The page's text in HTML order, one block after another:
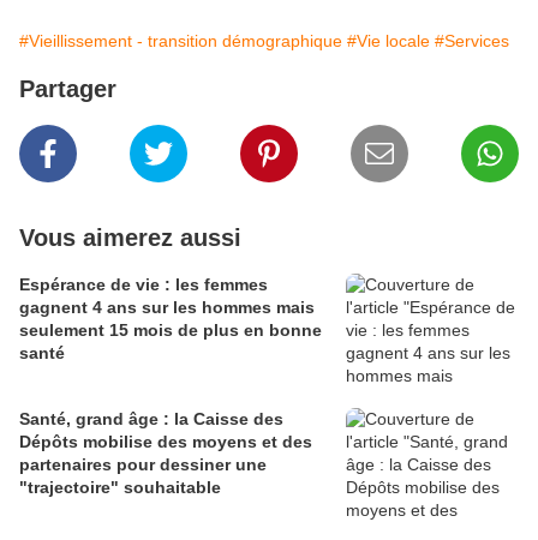
#Vieillissement - transition démographique #Vie locale #Services
Partager
Vous aimerez aussi
Espérance de vie : les femmes
gagnent 4 ans sur les hommes mais
seulement 15 mois de plus en bonne
santé
Santé, grand âge : la Caisse des
Dépôts mobilise des moyens et des
partenaires pour dessiner une
"trajectoire" souhaitable